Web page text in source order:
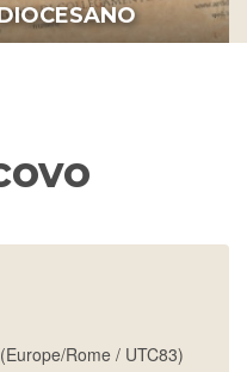
(Europe/Rome / UTC83)